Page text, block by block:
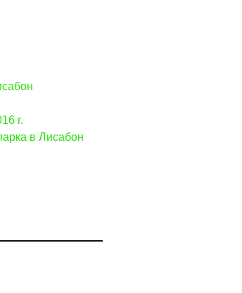
г.
в Лисабон